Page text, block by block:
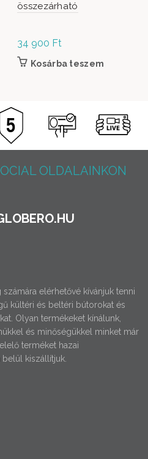
összezárható
34 900 Ft
Kosárba teszem
OLDALAINKON
elérhetővé kívánjuk tenni
kültéri és beltéri bútorokat és
Olyan termékeket kínálunk,
és minőségükkel minket már
terméket hazai
kiszállítjuk.